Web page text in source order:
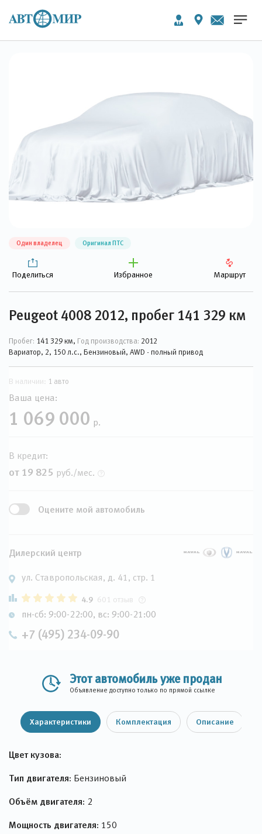
Один владелец Оригинал ПТС
Поделиться Избранное Маршрут
Peugeot 4008 2012, пробег 141 329 км
Пробег: 141 329 км, Год производства: 2012
Вариатор, 2, 150 л.с., Бензиновый, AWD - полный привод
В наличии: 1 авто
Ваша цена:
1 069 000 р.
В кредит:
от 19 825 руб./мес.
Оцените мой автомобиль
Дилерский центр
ул. Ставропольская, д. 41, стр. 1
4.9 601 отзыв
пн-сб: 9:00-22:00, вс: 9:00-21:00
+7 (495) 234-09-90
Этот автомобиль уже продан
Объявление доступно только по прямой ссылке
Характеристики Комплектация Описание
Цвет кузова:
Тип двигателя: Бензиновый
Объём двигателя: 2
Мощность двигателя: 150